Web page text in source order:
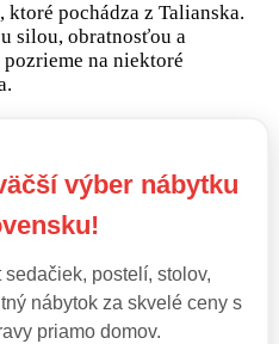
pochádza z Talianska.
silou, obratnosťou a
na niektoré
výber nábytku
postelí, stolov,
nábytok za skvelé ceny s
priamo domov.